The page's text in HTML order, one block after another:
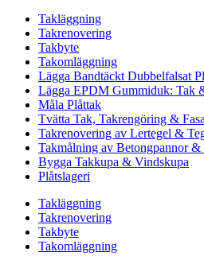
Takläggning
Takrenovering
Takbyte
Takomläggning
Lägga Bandtäckt Dubbelfalsat
Lägga EPDM Gummiduk: Tak
Måla Plåttak
Tvätta Tak, Takrengöring &
Takrenovering av Lertegel &
Takmålning av Betongpannor &
Bygga Takkupa & Vindskupa
Plåtslageri
Takläggning
Takrenovering
Takbyte
Takomläggning